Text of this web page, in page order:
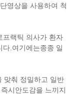
영상을 사용하여 척
프랙틱 의사가 환자
.여기에는종종 일
맞춰 정밀하고 일반
시안도감을 느끼지